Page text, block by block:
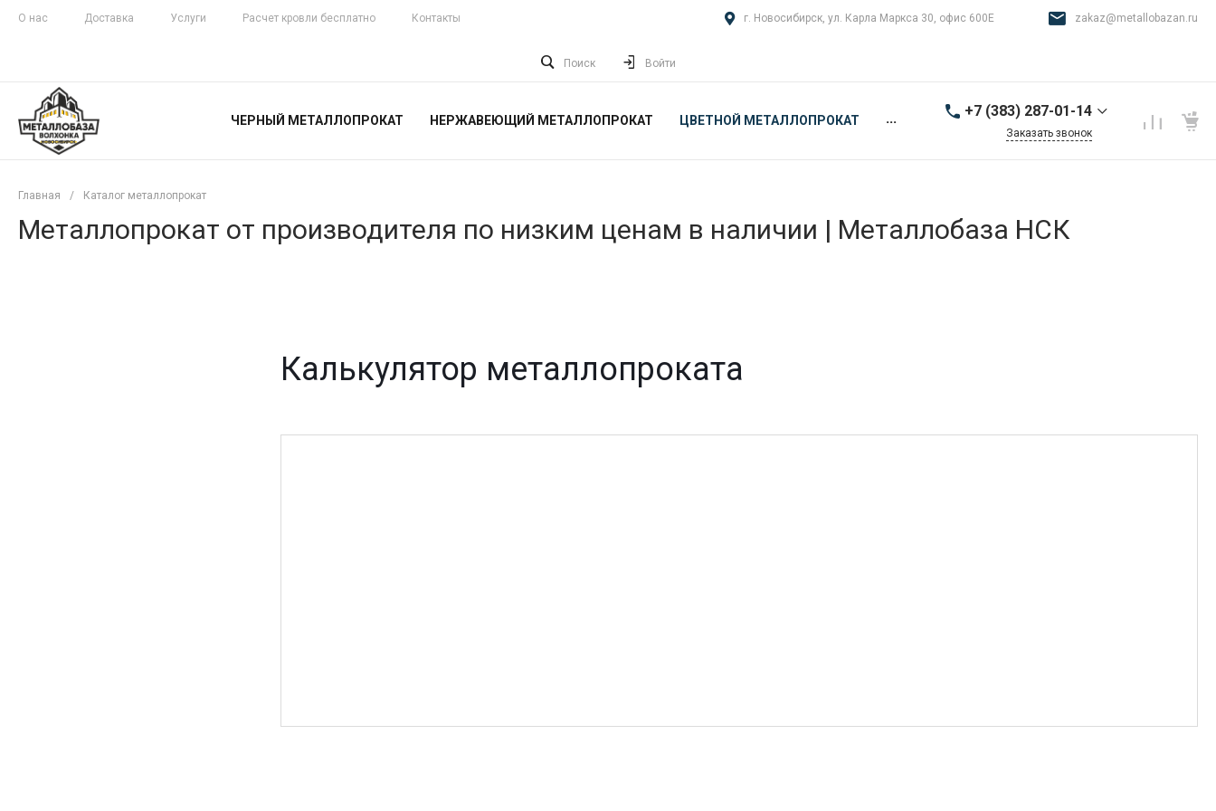
О нас Доставка Услуги Расчет кровли бесплатно Контакты г. Новосибирск, ул. Карла Маркса 30, офис 600Е zakaz@metallobazan.ru
Поиск Войти
ЧЕРНЫЙ МЕТАЛЛОПРОКАТ НЕРЖАВЕЮЩИЙ МЕТАЛЛОПРОКАТ ЦВЕТНОЙ МЕТАЛЛОПРОКАТ ... +7 (383) 287-01-14
9:00-18:00 пн-пт
Заказать звонок
Главная / Каталог металлопрокат
Металлопрокат от производителя по низким ценам в наличии | Металлобаза НСК
Калькулятор металлопроката